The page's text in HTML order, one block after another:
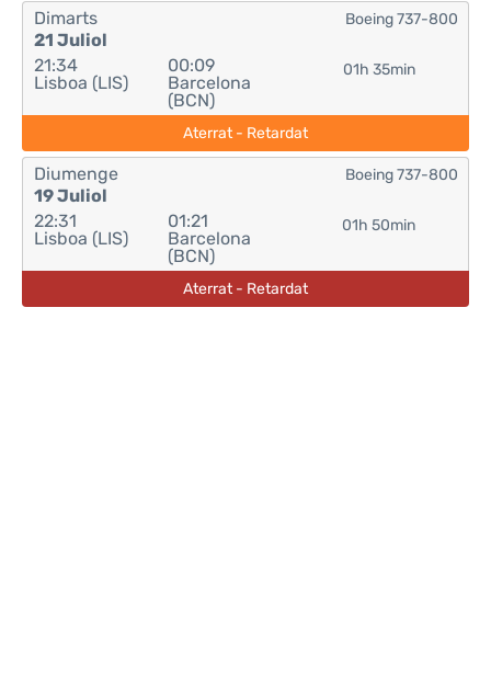
Dimarts
21 Juliol
21:34
Lisboa (LIS)
00:09
Barcelona
(BCN)
01h 35min
Boeing 737-800
Aterrat - Retardat
Diumenge
19 Juliol
22:31
Lisboa (LIS)
01:21
Barcelona
(BCN)
01h 50min
Boeing 737-800
Aterrat - Retardat